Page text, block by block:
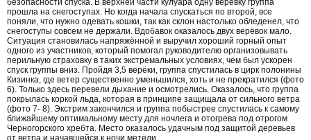
прошла на снегоступах. Но когда начала спускаться по второй, все
поняли, что нужно одевать кошки, так как склон настолько обледенел, что
снегоступы совсем не держали. Вдобавок оказалось двух верёвок мало.
Ситуация становилась напряжённой и выручил хороший горный опыт
одного из участников, который помогал руководителю организовывать
перильную страховку в таких экстремальных условиях, чем был ускорен
спуск группы вниз. Пройдя 3,5 верёки, группа спустилась в цирк полонины
Кизинка, где ветер существенно уменьшился, хоть и не прекратился (фото
6). Только здесь перевели дыхание и осмотрелись. Оказалось, что группа
покрылась коркой льда, которая в принципе защищала от сильного ветра
(фото 7- 8). Экстрим закончился и группа побыстрее спустилась к самому
ближайшему оптимальному месту для ночлега и отогрева под отрогом
Черногорского хребта. Место оказалось удачным под защитой деревьев
от ветра и начавшейся к ночи метели.